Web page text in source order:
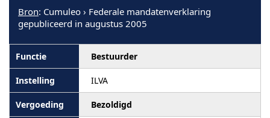
Bron: Cumuleo › Federale mandatenverklaring
gepubliceerd in augustus 2005
Bestuurder
ILVA
Bezoldigd